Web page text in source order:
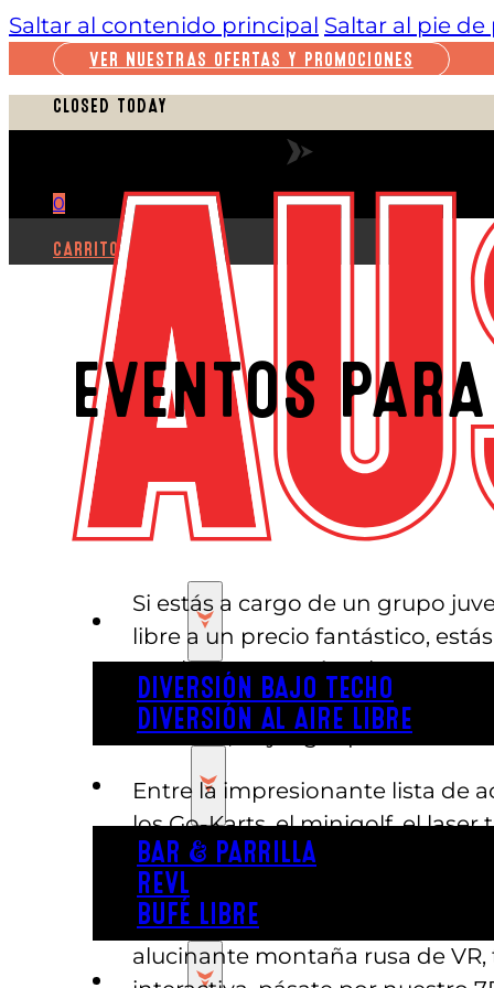
Saltar al contenido principal Saltar al pie de
VER NUESTRAS OFERTAS Y PROMOCIONES
CLOSED TODAY
0
CARRITO
JUGAR
DIVERSIÓN BAJO TECHO
DIVERSIÓN AL AIRE LIBRE
COMER
BAR & PARRILLA
REVL
BUFÉ LIBRE
FIESTA
EVENTOS
Si estás a cargo de un grupo
libre a un precio fantástico,
que les encantarán a los
grupo disfrutará de horas y
sin duda, hay algo que le
Entre la impresionante lista de
los Go-Karts, el minigolf, el
Austin’s Park n’ Pizza cuenta
entretenimiento con una
las fuerzas del mal y salvar el
alucinante montaña rusa de VR,